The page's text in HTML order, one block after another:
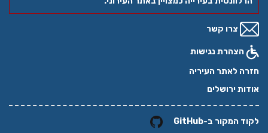
צרו קשר
הצהרת נגישות
חזרה לאתר העיריה
אודות ירושלים
לקוד המקור ב-GitHub